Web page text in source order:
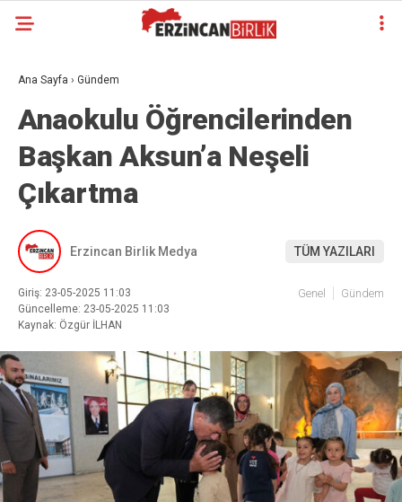
Ana Sayfa › Gündem
Anaokulu Öğrencilerinden
Başkan Aksun’a Neşeli
Çıkartma
Erzincan Birlik Medya TÜM YAZILARI
Giriş: 23-05-2025 11:03
Güncelleme: 23-05-2025 11:03
Kaynak: Özgür İLHAN
Genel Gündem